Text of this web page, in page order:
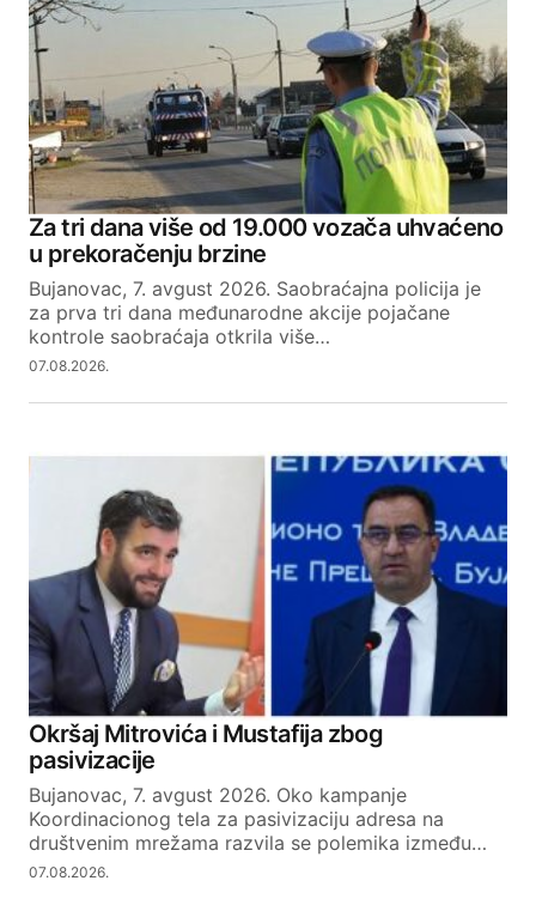
Za tri dana više od 19.000 vozača uhvaćeno
u prekoračenju brzine
Bujanovac, 7. avgust 2026. Saobraćajna policija je
za prva tri dana međunarodne akcije pojačane
kontrole saobraćaja otkrila više…
07.08.2026.
Okršaj Mitrovića i Mustafija zbog
pasivizacije
Bujanovac, 7. avgust 2026. Oko kampanje
Koordinacionog tela za pasivizaciju adresa na
društvenim mrežama razvila se polemika između…
07.08.2026.